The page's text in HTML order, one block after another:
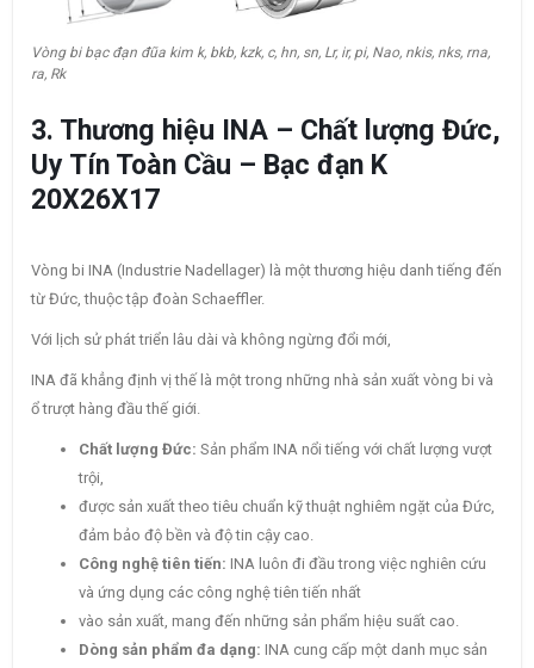
Vòng bi bạc đạn đũa kim k, bkb, kzk, c, hn, sn, Lr, ir, pi, Nao, nkis, nks, rna,
ra, Rk
3. Thương hiệu INA – Chất lượng Đức,
Uy Tín Toàn Cầu – Bạc đạn K
20X26X17
Vòng bi INA (Industrie Nadellager) là một thương hiệu danh tiếng đến
từ Đức, thuộc tập đoàn Schaeffler.
Với lịch sử phát triển lâu dài và không ngừng đổi mới,
INA đã khẳng định vị thế là một trong những nhà sản xuất vòng bi và
ổ trượt hàng đầu thế giới.
Chất lượng Đức: Sản phẩm INA nổi tiếng với chất lượng vượt
trội,
được sản xuất theo tiêu chuẩn kỹ thuật nghiêm ngặt của Đức,
đảm bảo độ bền và độ tin cậy cao.
Công nghệ tiên tiến: INA luôn đi đầu trong việc nghiên cứu
và ứng dụng các công nghệ tiên tiến nhất
vào sản xuất, mang đến những sản phẩm hiệu suất cao.
Dòng sản phẩm đa dạng: INA cung cấp một danh mục sản